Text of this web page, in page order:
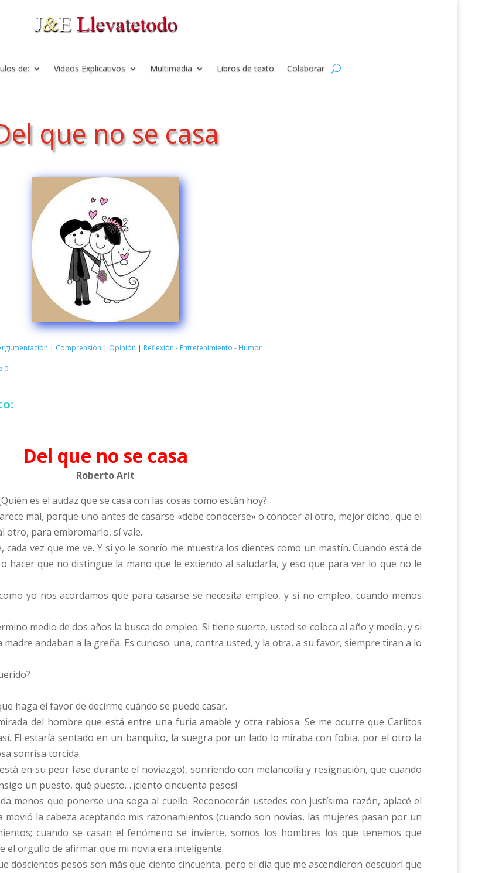
de: Videos Explicativos Multimedia Libros de texto Colaborar
que no se casa
| Comprensión | Opinión | Reflexión - Entretenimiento - Humor
0
Del que no se casa
Roberto Arlt
es el audaz que se casa con las cosas como están hoy?
mal, porque uno antes de casarse «debe conocerse» o conocer al otro, mejor dicho, que el
otro, para embromarlo, sí vale.
vez que me ve. Y si yo le sonrío me muestra los dientes como un mastín. Cuando está de
hacer que no distingue la mano que le extiendo al saludarla, y eso que para ver lo que no le
yo nos acordamos que para casarse se necesita empleo, y si no empleo, cuando menos
medio de dos años la busca de empleo. Si tiene suerte, usted se coloca al año y medio, y si
andaban a la greña. Es curioso: una, contra usted, y la otra, a su favor, siempre tiran a lo
haga el favor de decirme cuándo se puede casar.
del hombre que está entre una furia amable y otra rabiosa. Se me ocurre que Carlitos
El estaría sentado en un banquito, la suegra por un lado lo miraba con fobia, por el otro la
sonrisa torcida.
en su peor fase durante el noviazgo), sonriendo con melancolía y resignación, que cuando
un puesto, qué puesto… ¡ciento cincuenta pesos!
menos que ponerse una soga al cuello. Reconocerán ustedes con justísima razón, aplacé el
la cabeza aceptando mis razonamientos (cuando son novias, las mujeres pasan por un
cuando se casan el fenómeno se invierte, somos los hombres los que tenemos que
el orgullo de afirmar que mi novia era inteligente.
doscientos pesos son más que ciento cincuenta, pero el día que me ascendieron descubrí que